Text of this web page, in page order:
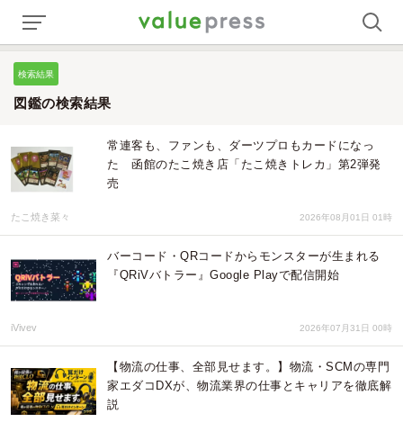
検索結果
図鑑の検索結果
常連客も、ファンも、ダーツプロもカードになっ
た 函館のたこ焼き店「たこ焼きトレカ」第2弾発
売
たこ焼き菜々 2026年08月01日 01時
バーコード・QRコードからモンスターが生まれる
『QRiVバトラー』Google Playで配信開始
iVivev 2026年07月31日 00時
【物流の仕事、全部見せます。】物流・SCMの専門
家エダコDXが、物流業界の仕事とキャリアを徹底解
説